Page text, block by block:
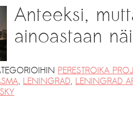
Anteeksi,
ainoastaan
PERESTROIKA
, LENINGRAD, LENINGRAD